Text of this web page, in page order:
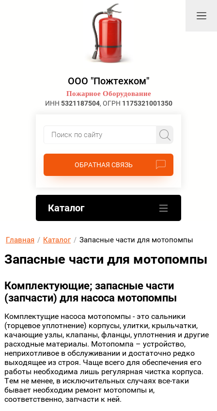
ООО "Пожтехком"
Пожарное Оборудование
ИНН 5321187504, ОГРН 1175321001350
ОБРАТНАЯ СВЯЗЬ
Каталог
Главная / Каталог / Запасные части для мотопомпы
Запасные части для мотопомпы
Комплектующие; запасные части
(запчасти) для насоса мотопомпы
Комплектущие насоса мотопомпы - это сальники
(торцевое уплотнение) корпусы, улитки, крыльчатки,
качающие узлы, клапаны, фланцы, уплотнения и другие
расходные материалы. Мотопомпа – устройство,
неприхотливое в обслуживании и достаточно редко
выходящее из строя. Чаще всего для обеспечения его
работы необходима лишь регулярная чистка корпуса.
Тем не менее, в исключительных случаях все-таки
бывает необходим ремонт мотопомпы и,
соответственно, запчасти к ней.